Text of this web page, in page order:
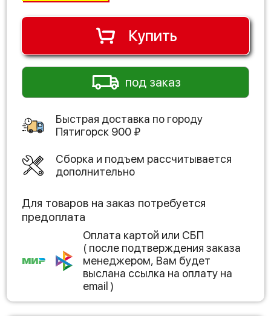
Купить
под заказ
Быстрая доставка по городу
Пятигорск 900 ₽
Сборка и подъем рассчитывается
дополнительно
Для товаров на заказ потребуется
предоплата
Оплата картой или СБП
( после подтверждения заказа
менеджером, Вам будет
выслана ссылка на оплату на
email )